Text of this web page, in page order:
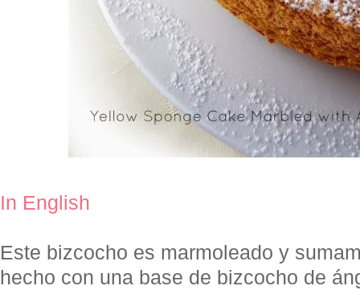
In English
Este bizcocho es marmoleado y
hecho con una base de bizcocho de